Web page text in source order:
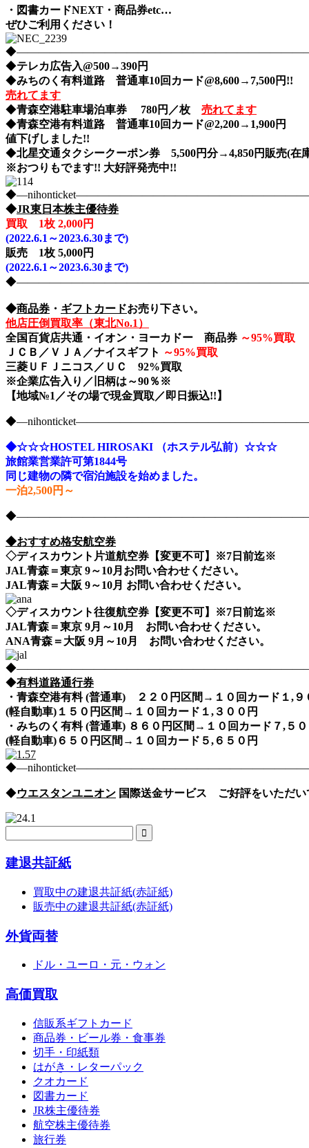
・図書カードNEXT・商品券etc…
ぜひご利用ください！
◆テレカ広告入@500→390円
◆みちのく有料道路 普通車10回カード@8,600→7,500円!!
売れてます
◆青森空港駐車場泊車券 780円／枚
売れてます
◆青森空港有料道路 普通車10回カード@2,200→1,900円
値下げしました!!
◆北星交通タクシークーポン券 5,500円分→4,850円販売(在
※おつりもでます!! 大好評発売中!!
◆JR東日本株主優待券
買取 1枚 2,000円
(2022.6.1～2023.6.30まで)
販売 1枚 5,000円
(2022.6.1～2023.6.30まで)
◆商品券 ・ ギフトカードお売り下さい。
他店圧倒買取率（東北No.1）
全国百貨店共通・イオン・ヨーカドー 商品券 ～95%買取
ＪＣＢ／ＶＪＡ／ナイスギフト ～95%買取
三菱ＵＦＪニコス／ＵＣ 92%買取
※企業広告入り／旧柄は～90％※
【地域№1／その場で現金買取／即日振込!!】
◆☆☆☆HOSTEL HIROSAKI （ホステル弘前）☆☆☆
旅館業営業許可第1844号
同じ建物の隣で宿泊施設を始めました。
一泊2,500円～
◆おすすめ格安航空券
◇ディスカウント片道航空券【変更不可】※7日前迄※
JAL青森＝東京 9～10月お問い合わせください。
JAL青森＝大阪 9～10月 お問い合わせください。
◇ディスカウント往復航空券【変更不可】※7日前迄※
JAL青森＝東京 9月～10月 お問い合わせください。
ANA青森＝大阪 9月～10月 お問い合わせください。
◆有料道路通行券
・青森空港有料 (普通車) ２２０円区間→１０回カード１,
(軽自動車)１５０円区間→１０回カード１,３００円
・みちのく有料 (普通車) ８６０円区間→１０回カード７,５
(軽自動車)６５０円区間→１０回カード５,６５０円
◆ウエスタンユニオン 国際送金サービス ご好評をいただい
建退共証紙
買取中の建退共証紙(赤証紙)
販売中の建退共証紙(赤証紙)
外貨両替
ドル・ユーロ・元・ウォン
高価買取
信販系ギフトカード
商品券・ビール券・食事券
切手・印紙類
はがき・レターパック
クオカード
図書カード
JR株主優待券
航空株主優待券
旅行券